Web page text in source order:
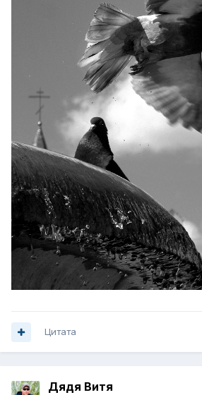
Цитата
Дядя Витя